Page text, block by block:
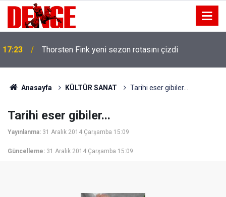
17:23 Thorsten Fink yeni sezon rotasını çizdi
Anasayfa KÜLTÜR SANAT Tarihi eser gibiler...
Tarihi eser gibiler...
Yayınlanma: 31 Aralık 2014 Çarşamba 15:09
Güncelleme: 31 Aralık 2014 Çarşamba 15:09